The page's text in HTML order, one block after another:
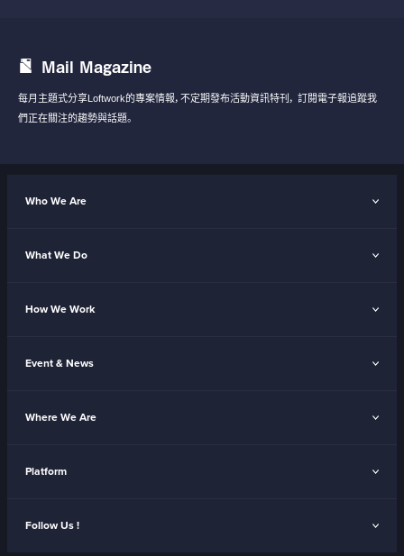
Mail Magazine
每月主題式分享Loftwork的專案情報，不定期發布活動資訊特刊， 訂閱電子報追蹤我
們正在關注的趨勢與話題。
Who We Are
What We Do
How We Work
Event & News
Where We Are
Platform
Follow Us !